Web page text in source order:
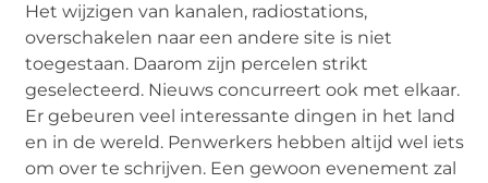
Het wijzigen van kanalen, radiostations,
overschakelen naar een andere site is niet
toegestaan. Daarom zijn percelen strikt
geselecteerd. Nieuws concurreert ook met elkaar.
Er gebeuren veel interessante dingen in het land
en in de wereld. Penwerkers hebben altijd wel iets
om over te schrijven. Een gewoon evenement zal